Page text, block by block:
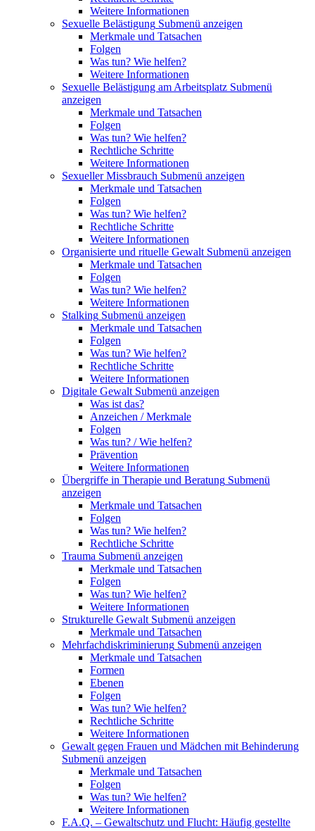
Weitere Informationen
Sexuelle Belästigung Submenü anzeigen
Merkmale und Tatsachen
Folgen
Was tun? Wie helfen?
Weitere Informationen
Sexuelle Belästigung am Arbeitsplatz Submenü
anzeigen
Merkmale und Tatsachen
Folgen
Was tun? Wie helfen?
Rechtliche Schritte
Weitere Informationen
Sexueller Missbrauch Submenü anzeigen
Merkmale und Tatsachen
Folgen
Was tun? Wie helfen?
Rechtliche Schritte
Weitere Informationen
Organisierte und rituelle Gewalt Submenü anzeigen
Merkmale und Tatsachen
Folgen
Was tun? Wie helfen?
Weitere Informationen
Stalking Submenü anzeigen
Merkmale und Tatsachen
Folgen
Was tun? Wie helfen?
Rechtliche Schritte
Weitere Informationen
Digitale Gewalt Submenü anzeigen
Was ist das?
Anzeichen / Merkmale
Folgen
Was tun? / Wie helfen?
Prävention
Weitere Informationen
Übergriffe in Therapie und Beratung Submenü
anzeigen
Merkmale und Tatsachen
Folgen
Was tun? Wie helfen?
Rechtliche Schritte
Trauma Submenü anzeigen
Merkmale und Tatsachen
Folgen
Was tun? Wie helfen?
Weitere Informationen
Strukturelle Gewalt Submenü anzeigen
Merkmale und Tatsachen
Mehrfachdiskriminierung Submenü anzeigen
Merkmale und Tatsachen
Formen
Ebenen
Folgen
Was tun? Wie helfen?
Rechtliche Schritte
Weitere Informationen
Gewalt gegen Frauen und Mädchen mit Behinderung
Submenü anzeigen
Merkmale und Tatsachen
Folgen
Was tun? Wie helfen?
Weitere Informationen
F.A.Q. – Gewaltschutz und Flucht: Häufig gestellte